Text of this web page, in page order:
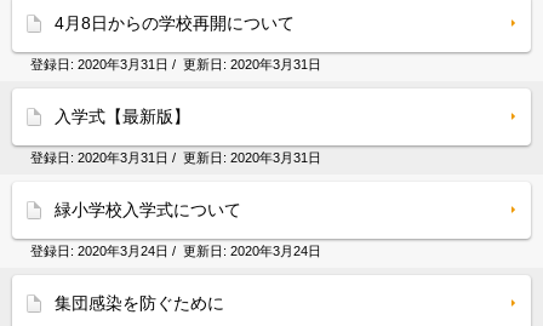
4月8日からの学校再開について
登録日: 2020年3月31日 / 更新日: 2020年3月31日
入学式【最新版】
登録日: 2020年3月31日 / 更新日: 2020年3月31日
緑小学校入学式について
登録日: 2020年3月24日 / 更新日: 2020年3月24日
集団感染を防ぐために